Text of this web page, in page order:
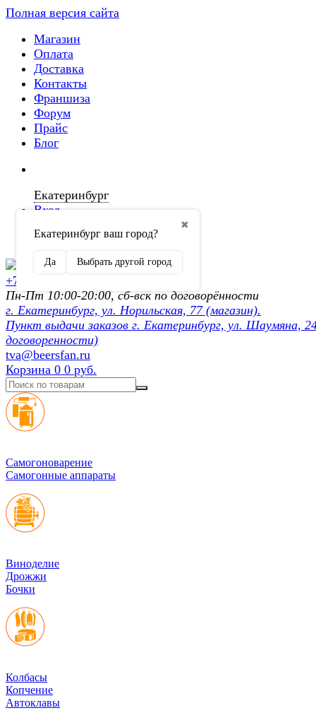
Полная версия сайта
Магазин
Оплата
Доставка
Контакты
Франшиза
Форум
Прайс
Блог
Екатеринбург
✖
Екатеринбург ваш город?
Да Выбрать другой город
Вход
Регистрация
+7 (902) 872-54-70
Пн-Пт 10:00-20:00, сб-вск по договорённости
г. Екатеринбург, ул. Норильская, 77 (магазин).
Пункт выдачи заказов г. Екатеринбург, ул. Шаумяна,
договоренности)
tva@beersfan.ru
Корзина 0 0 руб.
Cамогоноварение
Самогонные аппараты
Виноделие
Дрожжи
Бочки
Колбасы
Копчение
Автоклавы